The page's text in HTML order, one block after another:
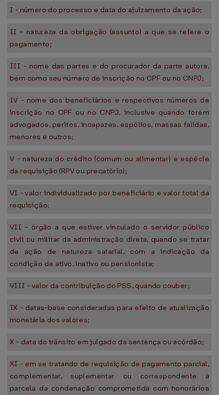
I - número do processo e data do ajuizamento da ação;
II - natureza da obrigação (assunto) a que se refere o
pagamento;
III - nome das partes e do procurador da parte autora,
bem como seu número de inscrição no CPF ou no CNPJ;
IV - nome dos beneficiários e respectivos números de
inscrição no CPF ou no CNPJ, inclusive quando forem
advogados, peritos, incapazes, espólios, massas falidas,
menores e outros;
V - natureza do crédito (comum ou alimentar) e espécie
da requisição (RPV ou precatório);
VI - valor individualizado por beneficiário e valor total da
requisição;
VII - órgão a que estiver vinculado o servidor público
civil ou militar da administração direta, quando se tratar
de ação de natureza salarial, com a indicação da
condição de ativo, inativo ou pensionista;
VIII - valor da contribuição do PSS, quando couber;
IX - datas-base consideradas para efeito de atualização
monetária dos valores;
X - data do trânsito em julgado da sentença ou acórdão;
XI - em se tratando de requisição de pagamento parcial,
complementar, suplementar ou correspondente à
parcela da condenação comprometida com honorários